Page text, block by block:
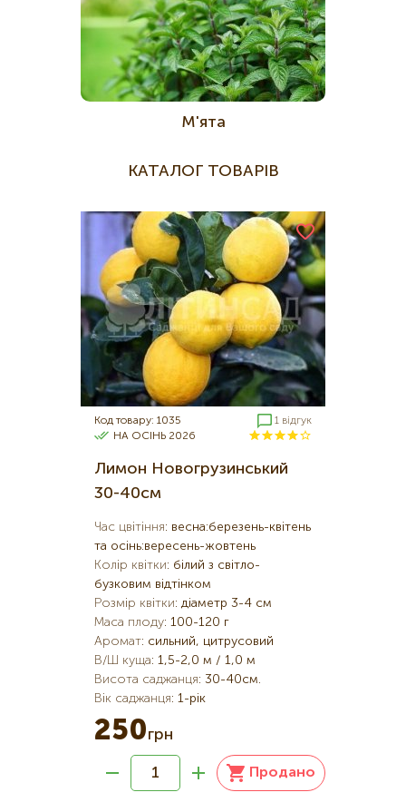
М'ята
КАТАЛОГ ТОВАРІВ
Код товару: 1035
1 відгук
НА ОСІНЬ 2026
Лимон Новогрузинський
30-40см
Час цвітіння: весна:березень-квітень
та осінь:вересень-жовтень
Колір квітки: білий з світло-
бузковим відтінком
Розмір квітки: діаметр 3-4 см
Маса плоду: 100-120 г
Аромат: сильний, цитрусовий
В/Ш куща: 1,5-2,0 м / 1,0 м
Висота саджанця: 30-40см.
Вік саджанця: 1-рік
250грн
Продано